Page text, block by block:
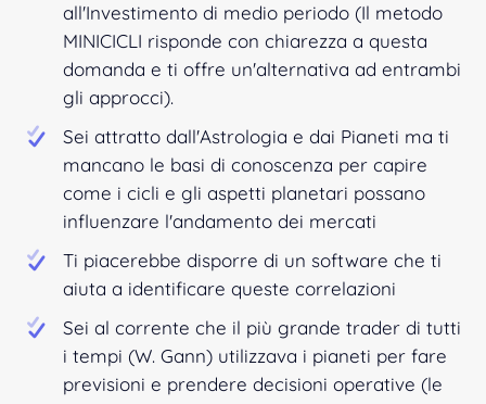
all'Investimento di medio periodo (Il metodo
MINICICLI risponde con chiarezza a questa
domanda e ti offre un'alternativa ad entrambi
gli approcci).
Sei attratto dall'Astrologia e dai Pianeti ma ti
mancano le basi di conoscenza per capire
come i cicli e gli aspetti planetari possano
influenzare l'andamento dei mercati
Ti piacerebbe disporre di un software che ti
aiuta a identificare queste correlazioni
Sei al corrente che il più grande trader di tutti
i tempi (W. Gann) utilizzava i pianeti per fare
previsioni e prendere decisioni operative (le